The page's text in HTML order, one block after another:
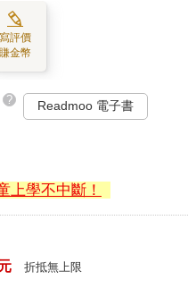
寫評價
賺金幣
? Readmoo 電子書
上學不中斷！
折抵無上限